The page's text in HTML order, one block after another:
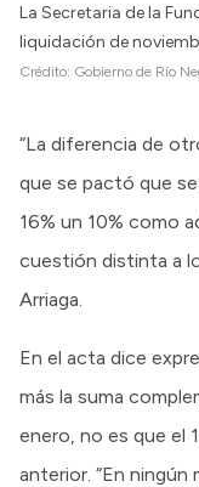
La Secretaria de la
liquidación de
Crédito: Gobierno de Río
“La diferencia de
que se pactó que
16% un 10% como
cuestión distinta a
Arriaga.
En el acta dice
más la suma
enero, no es que el
anterior. “En